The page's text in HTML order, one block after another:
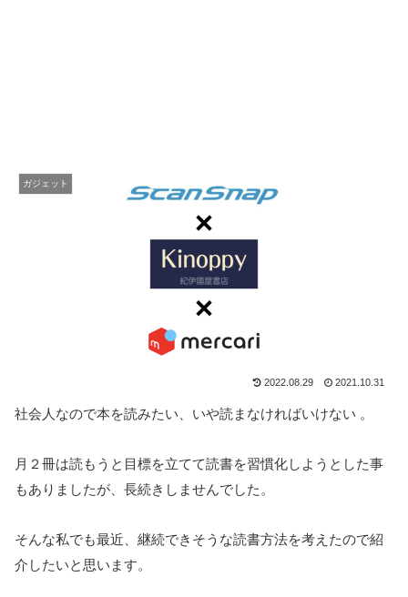
ガジェット
2022.08.29 2021.10.31
社会人なので本を読みたい、いや読まなければいけない 。
月２冊は読もうと目標を立てて読書を習慣化しようとした事
もありましたが、長続きしませんでした。
そんな私でも最近、継続できそうな読書方法を考えたので紹
介したいと思います。